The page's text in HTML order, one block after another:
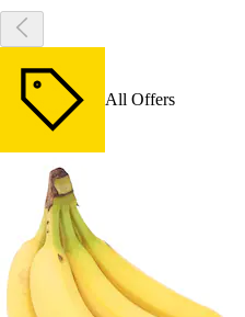
All Offers